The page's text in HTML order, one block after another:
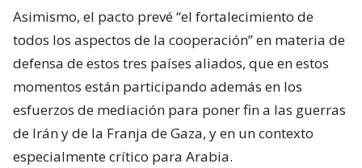
Asimismo, el pacto prevé “el fortalecimiento de
todos los aspectos de la cooperación” en materia de
defensa de estos tres países aliados, que en estos
momentos están participando además en los
esfuerzos de mediación para poner fin a las guerras
de Irán y de la Franja de Gaza, y en un contexto
especialmente crítico para Arabia.